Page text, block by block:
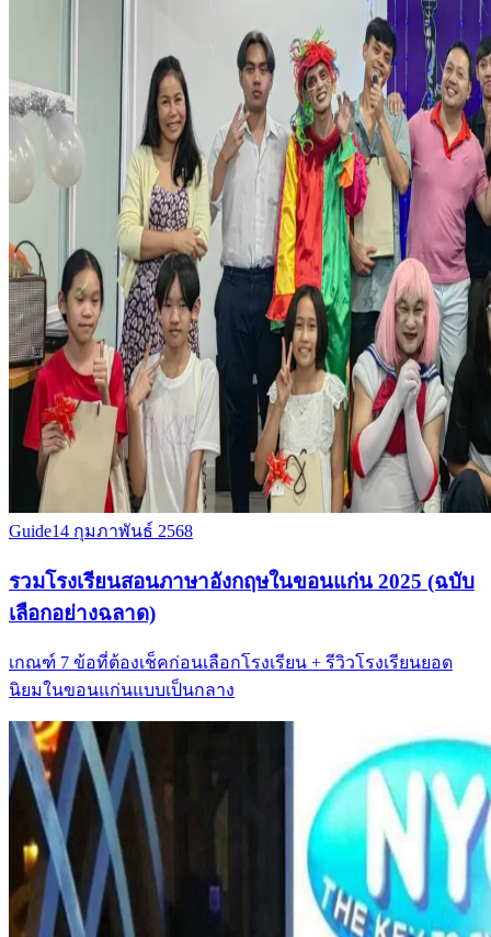
Guide14 กุมภาพันธ์ 2568
รวมโรงเรียนสอนภาษาอังกฤษในขอนแก่น 2025 (ฉบับ
เลือกอย่างฉลาด)
เกณฑ์ 7 ข้อที่ต้องเช็คก่อนเลือกโรงเรียน + รีวิวโรงเรียนยอด
นิยมในขอนแก่นแบบเป็นกลาง